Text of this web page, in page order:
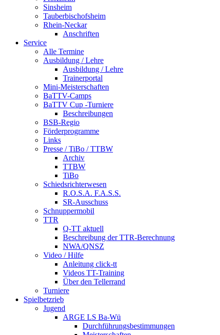
Sinsheim
Tauberbischofsheim
Rhein-Neckar
Anschriften
Service
Alle Termine
Ausbildung / Lehre
Ausbildung / Lehre
Trainerportal
Mini-Meisterschaften
BaTTV-Camps
BaTTV Cup -Turniere
Beschreibungen
BSB-Regio
Förderprogramme
Links
Presse / TiBo / TTBW
Archiv
TTBW
TiBo
Schiedsrichterwesen
R.O.S.A. F.A.S.S.
SR-Ausschuss
Schnuppermobil
TTR
Q-TT aktuell
Beschreibung der TTR-Berechnung
NWA/QNSZ
Video / Hilfe
Anleitung click-tt
Videos TT-Training
Über den Tellerrand
Turniere
Spielbetzrieb
Jugend
ARGE LS Ba-Wü
Durchführungsbestimmungen